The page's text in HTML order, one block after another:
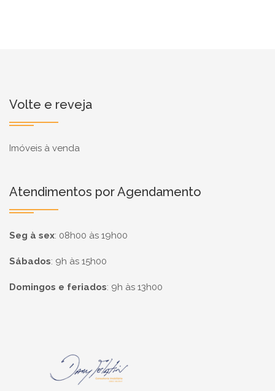
Volte e reveja
Imóveis à venda
Atendimentos por Agendamento
Seg à sex: 08h00 às 19h00
Sábados: 9h às 15h00
Domingos e feriados: 9h às 13h00